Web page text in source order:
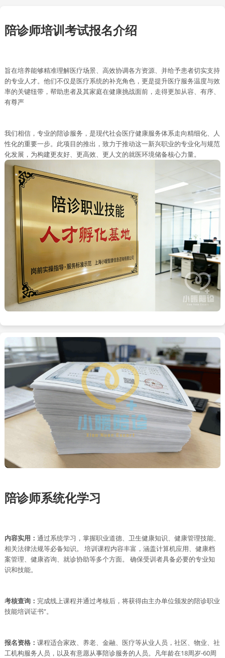
陪诊师培训考试报名介绍
旨在培养能够精准理解医疗场景、高效协调各方资源、并给予患者切实支持
的专业人才。他们不仅是医疗系统的补充角色，更是提升医疗服务温度与效
率的关键纽带，帮助患者及其家庭在健康挑战面前，走得更加从容、有序、
有尊严
我们相信，专业的陪诊服务，是现代社会医疗健康服务体系走向精细化、人
性化的重要一步。此项目的推出，致力于推动这一新兴职业的专业化与规范
化发展，为构建更友好、更高效、更人文的就医环境储备核心力量。
陪诊师系统化学习
内容实用： 通过系统学习，掌握职业道德、卫生健康知识、健康管理技能、
相关法律法规等必备知识。 培训课程内容丰富，涵盖计算机应用、健康档
案管理、健康咨询、就诊协助等多个方面。 确保受训者具备必要的专业知
识和技能。
考核查询： 完成线上课程并通过考核后，将获得由主办单位颁发的陪诊职业
技能培训证书”。
报名资格： 课程适合家政、养老、金融、医疗等从业人员，社区、物业、社
工机构服务人员，以及有意愿从事陪诊服务的人员。凡年龄在18周岁-60周